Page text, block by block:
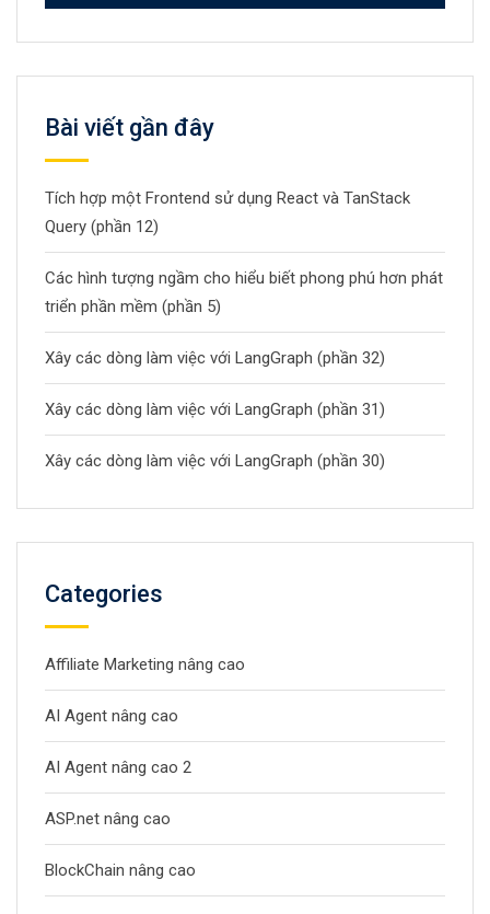
Bài viết gần đây
Tích hợp một Frontend sử dụng React và TanStack
Query (phần 12)
Các hình tượng ngầm cho hiểu biết phong phú hơn phát
triển phần mềm (phần 5)
Xây các dòng làm việc với LangGraph (phần 32)
Xây các dòng làm việc với LangGraph (phần 31)
Xây các dòng làm việc với LangGraph (phần 30)
Categories
Affiliate Marketing nâng cao
AI Agent nâng cao
AI Agent nâng cao 2
ASP.net nâng cao
BlockChain nâng cao